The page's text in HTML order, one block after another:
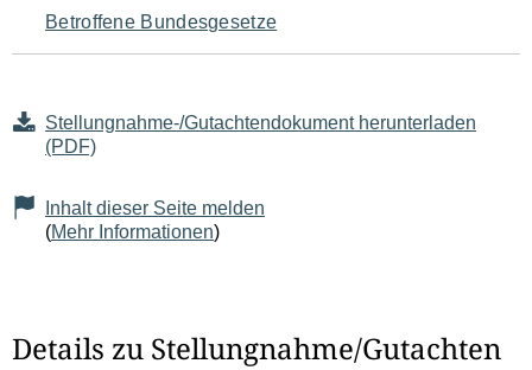
Betroffene Bundesgesetze
Stellungnahme-/Gutachtendokument herunterladen
(PDF)
Inhalt dieser Seite melden
(Mehr Informationen)
Details zu Stellungnahme/Gutachten